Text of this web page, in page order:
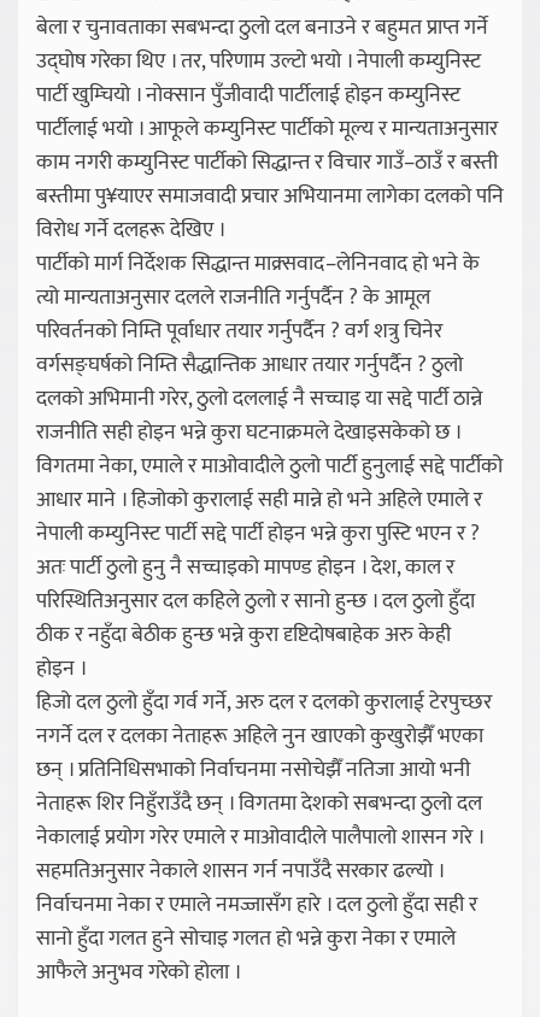
बेला र चुनावताका सबभन्दा ठुलो दल बनाउने र बहुमत प्राप्त गर्ने
उद्घोष गरेका थिए । तर, परिणाम उल्टो भयो । नेपाली कम्युनिस्ट
पार्टी खुम्चियो । नोक्सान पुँजीवादी पार्टीलाई होइन कम्युनिस्ट
पार्टीलाई भयो । आफूले कम्युनिस्ट पार्टीको मूल्य र मान्यताअनुसार
काम नगरी कम्युनिस्ट पार्टीको सिद्धान्त र विचार गाउँ–ठाउँ र बस्ती
बस्तीमा पु¥याएर समाजवादी प्रचार अभियानमा लागेका दलको पनि
विरोध गर्ने दलहरू देखिए ।
पार्टीको मार्ग निर्देशक सिद्धान्त माक्र्सवाद–लेनिनवाद हो भने के
त्यो मान्यताअनुसार दलले राजनीति गर्नुपर्दैन ? के आमूल
परिवर्तनको निम्ति पूर्वाधार तयार गर्नुपर्दैन ? वर्ग शत्रु चिनेर
वर्गसङ्घर्षको निम्ति सैद्धान्तिक आधार तयार गर्नुपर्दैन ? ठुलो
दलको अभिमानी गरेर, ठुलो दललाई नै सच्चाइ या सद्दे पार्टी ठान्ने
राजनीति सही होइन भन्ने कुरा घटनाक्रमले देखाइसकेको छ ।
विगतमा नेका, एमाले र माओवादीले ठुलो पार्टी हुनुलाई सद्दे पार्टीको
आधार माने । हिजोको कुरालाई सही मान्ने हो भने अहिले एमाले र
नेपाली कम्युनिस्ट पार्टी सद्दे पार्टी होइन भन्ने कुरा पुस्टि भएन र ?
अतः पार्टी ठुलो हुनु नै सच्चाइको मापण्ड होइन । देश, काल र
परिस्थितिअनुसार दल कहिले ठुलो र सानो हुन्छ । दल ठुलो हुँदा
ठीक र नहुँदा बेठीक हुन्छ भन्ने कुरा दृष्टिदोषबाहेक अरु केही
होइन ।
हिजो दल ठुलो हुँदा गर्व गर्ने, अरु दल र दलको कुरालाई टेरपुच्छर
नगर्ने दल र दलका नेताहरू अहिले नुन खाएको कुखुरोझैँ भएका
छन् । प्रतिनिधिसभाको निर्वाचनमा नसोचेझैँ नतिजा आयो भनी
नेताहरू शिर निहुँराउँदै छन् । विगतमा देशको सबभन्दा ठुलो दल
नेकालाई प्रयोग गरेर एमाले र माओवादीले पालैपालो शासन गरे ।
सहमतिअनुसार नेकाले शासन गर्न नपाउँदै सरकार ढल्यो ।
निर्वाचनमा नेका र एमाले नमज्जासँग हारे । दल ठुलो हुँदा सही र
सानो हुँदा गलत हुने सोचाइ गलत हो भन्ने कुरा नेका र एमाले
आफैले अनुभव गरेको होला ।